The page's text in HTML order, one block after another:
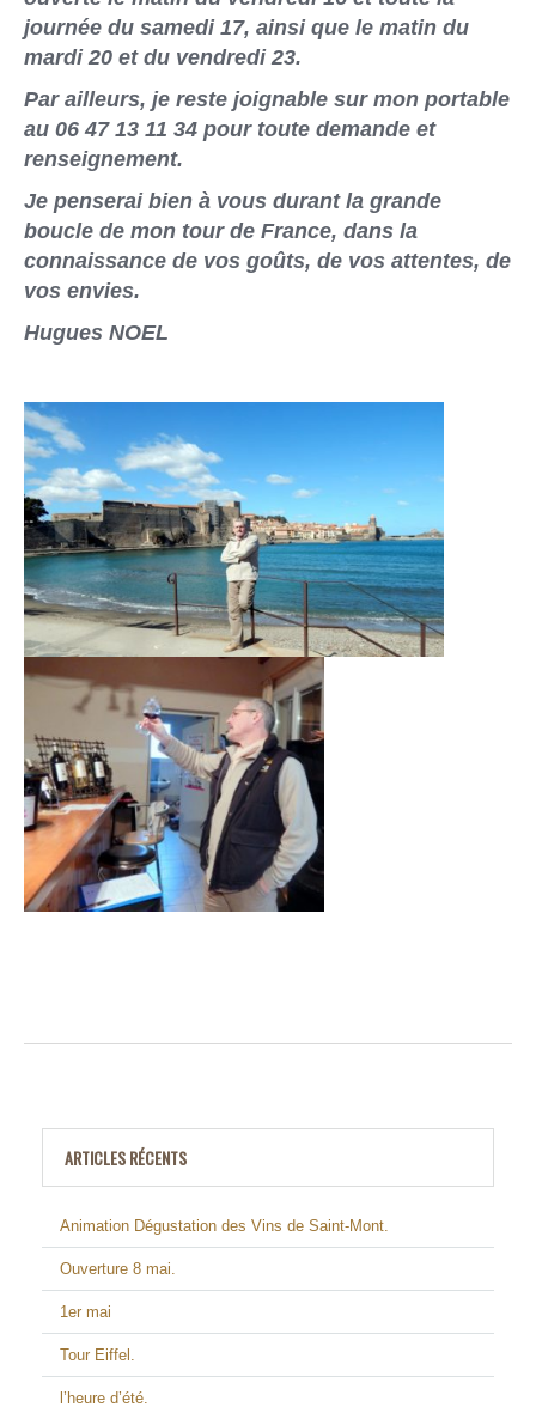
journée du samedi 17, ainsi que le matin du
mardi 20 et du vendredi 23.
Par ailleurs, je reste joignable sur mon portable
au 06 47 13 11 34 pour toute demande et
renseignement.
Je penserai bien à vous durant la grande
boucle de mon tour de France, dans la
connaissance de vos goûts, de vos attentes, de
vos envies.
Hugues NOEL
ARTICLES RÉCENTS
Animation Dégustation des Vins de Saint-Mont.
Ouverture 8 mai.
1er mai
Tour Eiffel.
l’heure d’été.